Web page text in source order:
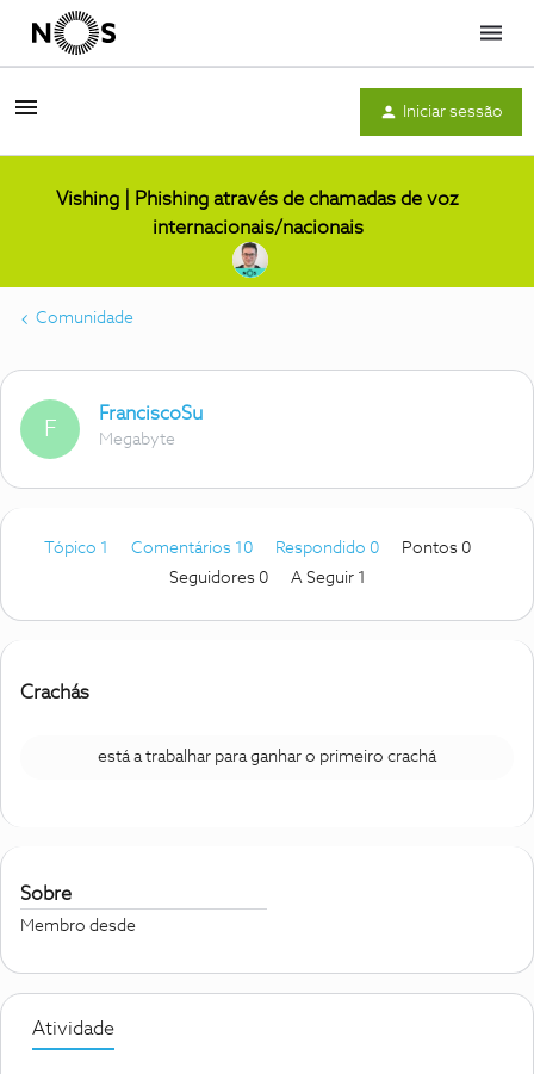
Menu
Iniciar sessão
Vishing | Phishing através de chamadas de voz
internacionais/nacionais
Comunidade
F
FranciscoSu
Megabyte
Tópico 1 Comentários 10 Respondido 0
Pontos 0
Seguidores 0 A Seguir 1
Crachás
está a trabalhar para ganhar o primeiro crachá
Sobre
Membro desde
Atividade